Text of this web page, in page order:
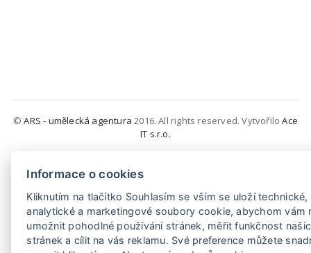
©ARS - umělecká agentura 2016. All rights reserved. VytvořiloAce
IT s.r.o.
Informace o cookies
Kliknutím na tlačítko Souhlasím se vším se uloží technické,
analytické a marketingové soubory cookie, abychom vám
umožnit pohodlné používání stránek, měřit funkčnost
stránek a cílit na vás reklamu. Své preference můžete